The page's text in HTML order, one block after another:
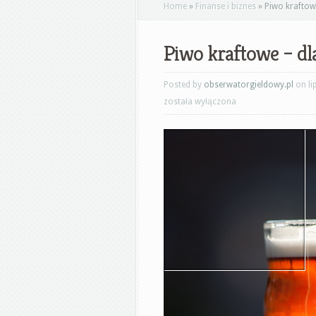
Home » Finanse i biznes » Piwo
Piwo kraftowe –
Posted by obserwatorgieldowy.pl on
została wyłączona